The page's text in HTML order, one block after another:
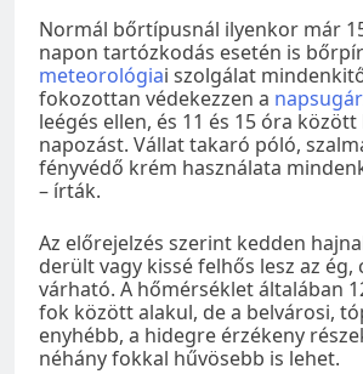
Normál bőrtípusnál ilyenkor már
napon tartózkodás esetén is
meteorológiai szolgálat
fokozottan védekezzen a
leégés ellen, és 11 és 15 óra
napozást. Vállat takaró póló,
fényvédő krém használata
– írták.
Az előrejelzés szerint kedden
derült vagy kissé felhős lesz az ég,
várható. A hőmérséklet általában
fok között alakul, de a belvárosi,
enyhébb, a hidegre érzékeny
néhány fokkal hűvösebb is lehet.